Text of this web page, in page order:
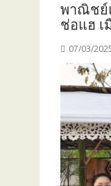
พาณิชย์
ช่อแฮ เ
07/03/